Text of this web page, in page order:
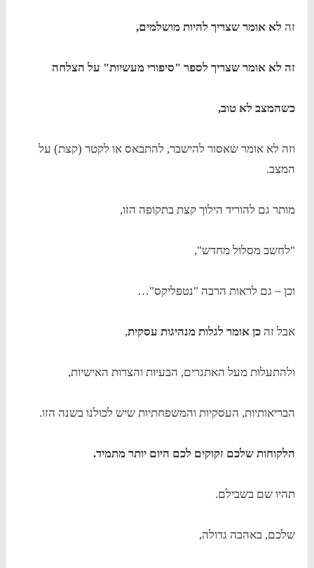
זה לא אומר שצריך להיות מושלמים,
זה לא אומר שצריך לספר "סיפורי מעשיות" על הצלחה
כשהמצב לא טוב,
וזה לא אומר שאסור להישבר, להתבאס או לקטר (קצת) על
המצב.
מותר גם להוריד הילוך קצת בתקופה הזו,
"לחשב מסלול מחדש",
וכן – גם לראות הרבה "נטפליקס"…
אבל זהכן אומר לגלות מנהיגות עסקית,
ולהתעלות מעל האתגרים, הבעיות והצרות האישיות,
הבריאותיות, העסקיות והמשפחתיות שיש לכולנו בשנה הזו.
הלקוחות שלכם זקוקים לכם היום יותר מתמיד.
תהיו שם בשבילם.
שלכם, באהבה גדולה,